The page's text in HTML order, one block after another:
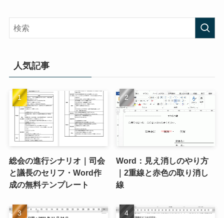
人気記事
総会の進行シナリオ｜司会
と議長のセリフ・Word作
成の無料テンプレート
Word：見え消しのやり方
｜2重線と赤色の取り消し
線